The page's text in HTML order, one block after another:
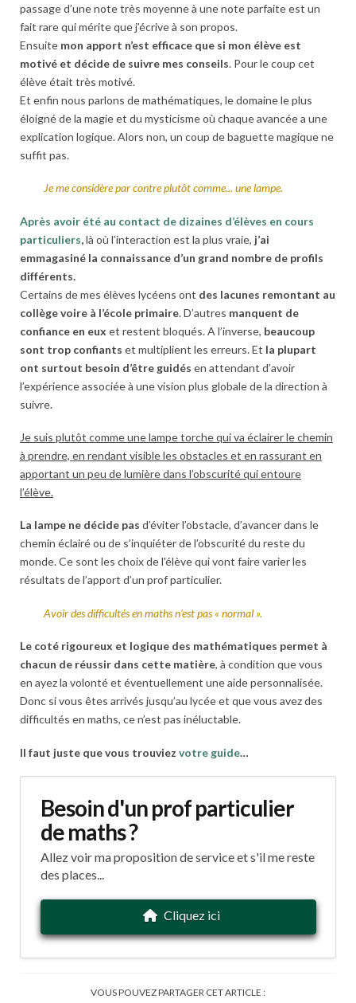
passage d’une note très moyenne à une note parfaite est un
fait rare qui mérite que j’écrive à son propos.
Ensuite mon apport n’est efficace que si mon élève est
motivé et décide de suivre mes conseils. Pour le coup cet
élève était très motivé.
Et enfin nous parlons de mathématiques, le domaine le plus
éloigné de la magie et du mysticisme où chaque avancée a une
explication logique. Alors non, un coup de baguette magique ne
suffit pas.
Je me considère par contre plutôt comme... une lampe.
Après avoir été au contact de dizaines d’élèves en cours
particuliers,là où l’interaction est la plus vraie, j’ai
emmagasiné la connaissance d’un grand nombre de profils
différents.
Certains de mes élèves lycéens ont des lacunes remontant au
collège voire à l’école primaire. D’autres manquent de
confiance en eux et restent bloqués. A l’inverse, beaucoup
sont trop confiants et multiplient les erreurs. Et la plupart
ont surtout besoin d’être guidés en attendant d’avoir
l’expérience associée à une vision plus globale de la direction à
suivre.
Je suis plutôt comme une lampe torche qui va éclairer le chemin
à prendre, en rendant visible les obstacles et en rassurant en
apportant un peu de lumière dans l’obscurité qui entoure
l’élève.
La lampe ne décide pas d’éviter l’obstacle, d’avancer dans le
chemin éclairé ou de s’inquiéter de l’obscurité du reste du
monde. Ce sont les choix de l'élève qui vont faire varier les
résultats de l’apport d’un prof particulier.
Avoir des difficultés en maths n’est pas « normal ».
Le coté rigoureux et logique des mathématiques permet à
chacun de réussir dans cette matière, à condition que vous
en ayez la volonté et éventuellement une aide personnalisée.
Donc si vous êtes arrivés jusqu’au lycée et que vous avez des
difficultés en maths, ce n’est pas inéluctable.
Il faut juste que vous trouviez votre guide…
Besoin d'un prof particulier
de maths ?
Allez voir ma proposition de service et s'il me reste
des places...
Cliquez ici
VOUS POUVEZ PARTAGER CET ARTICLE :